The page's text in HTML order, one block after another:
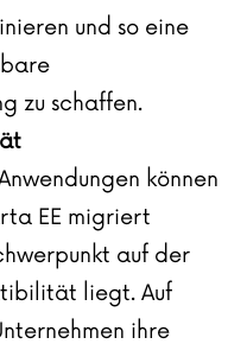
und so eine
zu schaffen.
können
EE migriert
auf der
liegt. Auf
ihre